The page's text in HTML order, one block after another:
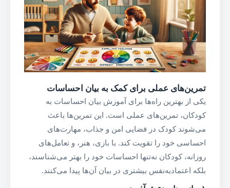
تمرین‌های عملی برای کمک به بیان احساسات
یکی از بهترین راه‌ها برای آموزش بیان احساسات به
کودکان، تمرین‌های عملی است. این تمرین‌ها باعث
می‌شوند کودک در فضایی امن و جذاب، مهارت‌های
احساسی خود را تقویت کند. با بازی، هنر، و تعامل‌های
روزانه، کودکان نه‌تنها احساسات خود را بهتر می‌شناسند،
بلکه اعتمادبه‌نفس بیشتری در بیان آن‌ها پیدا می‌کنند.